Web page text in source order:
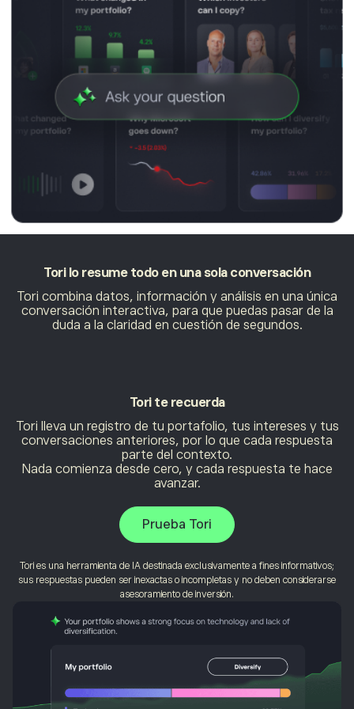
Tori lo resume todo en una sola conversación
Tori combina datos, información y análisis en una única
conversación interactiva, para que puedas pasar de la
duda a la claridad en cuestión de segundos.
Tori te recuerda
Tori lleva un registro de tu portafolio, tus intereses y tus
conversaciones anteriores, por lo que cada respuesta
parte del contexto.
Nada comienza desde cero, y cada respuesta te hace
avanzar.
Prueba Tori
Tori es una herramienta de IA destinada exclusivamente a fines informativos;
sus respuestas pueden ser inexactas o incompletas y no deben considerarse
asesoramiento de inversión.